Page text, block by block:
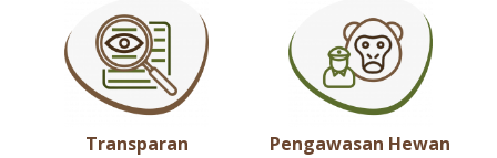
Transparan Pengawasan Hewan